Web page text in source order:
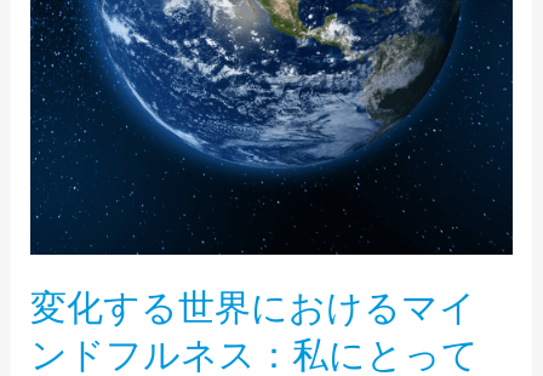
変化する世界におけるマイ
ンドフルネス：私にとって
ン
ド
フ
ル
ネ
ス：
私
と
っ